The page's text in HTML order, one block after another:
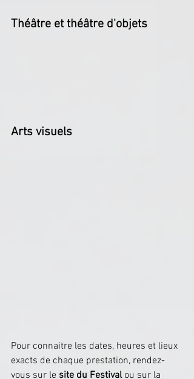
Théâtre et théâtre d'objets
Arts visuels
Pour connaitre les dates, heures et lieux
exacts de chaque prestation, rendez-
vous sur le site du Festival ou sur la